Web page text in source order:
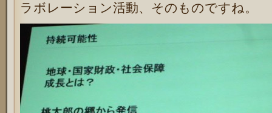
ラボレーション活動、そのものですね。